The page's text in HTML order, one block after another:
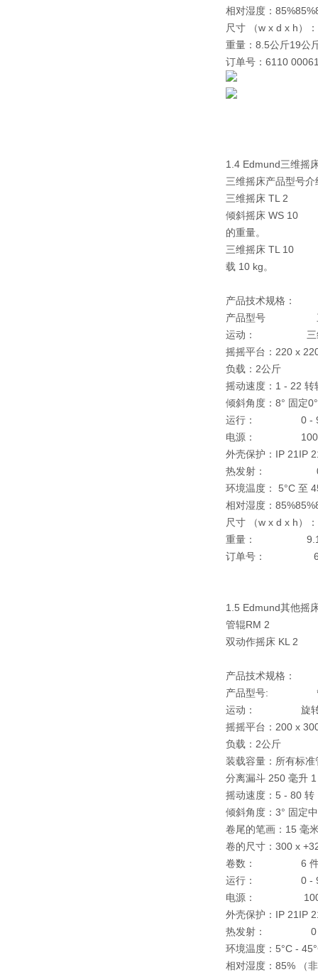
相对湿度： 85%85%
尺寸 （w x d x h）：
重量： 8.5公斤19公
订单号： 6110 000
1.4 Edmund三维摇
三维摇床产品型号介
三维摇床 TL 2 特
倾斜摇床 WS 10 特
的重量。
三维摇床 TL 10 特
载 10 kg。
产品技术规格：
产品型号 三维
运动：
三维轨
摇摇平台： 220 x
负载： 2公斤
摇动速度： 1 - 22 转
倾斜角度： 8° 固定
运行：
0 - 9 小
电源：
100 -
外壳保护： IP 21 IP
热发射：
0，5
环境温度： 5°C 至
相对湿度： 85%85%
尺寸 （w x d x h）：
重量：
9.1
订单号：
1.5 Edmund其他摇
管辊RM 2 特点
双动作摇床 KL 2
产品技术规格：
产品型号: 管辊
运动：
旋转和
摇摇平台： 200 x
负载： 2公斤
装载容量： 所有标
分离漏斗 250 毫升
摇动速度： 5 - 80 转
倾斜角度： 3° 固定
卷尾的笔画： 15 毫
卷的尺寸： 300 x
卷数：
6
运行：
0 - 99 小
电源：
100 -
外壳保护： IP 21 IP
热发射：
0，5
环境温度： 5°C -
相对湿度： 85% （